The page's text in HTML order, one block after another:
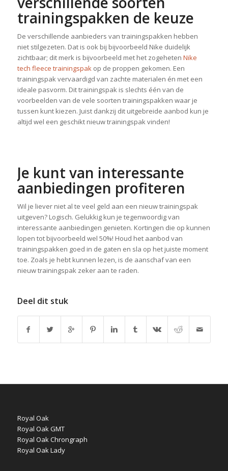
trainingspakken de keuze
De verschillende aanbieders van trainingspakken hebben
niet stilgezeten. Dat is ook bij bijvoorbeeld Nike duidelijk
zichtbaar; dit merk is bijvoorbeeld met het zogeheten Nike
tech fleece trainingspakop de proppen gekomen. Een
trainingspak vervaardigd van zachte materialen én met een
ideale pasvorm. Dit trainingspak is slechts één van de
voorbeelden van de vele soorten trainingspakken waar je
tussen kunt kiezen. Juist dankzij dit uitgebreide aanbod kun je
altijd wel een geschikt nieuw trainingspak vinden!
Je kunt van interessante
aanbiedingen profiteren
Wil je liever niet al te veel geld aan een nieuw trainingspak
uitgeven? Logisch. Gelukkig kun je tegenwoordig van
interessante aanbiedingen genieten. Kortingen die op kunnen
lopen tot bijvoorbeeld wel 50%! Houd het aanbod van
trainingspakken goed in de gaten en sla op het juiste moment
toe. Zoals je hebt kunnen lezen, is de aanschaf van een
nieuw trainingspak zeker aan te raden.
Deel dit stuk
Royal Oak
Royal Oak GMT
Royal Oak Chrongraph
Royal Oak Lady